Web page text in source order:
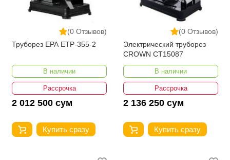
(0 Отзывов)
Труборез EPA ETP-355-2
В наличии
Рассрочка
2 012 500 сум
Купить сразу
(0 Отзывов)
Электрический труборез
CROWN CT15087
В наличии
Рассрочка
2 136 250 сум
Купить сразу